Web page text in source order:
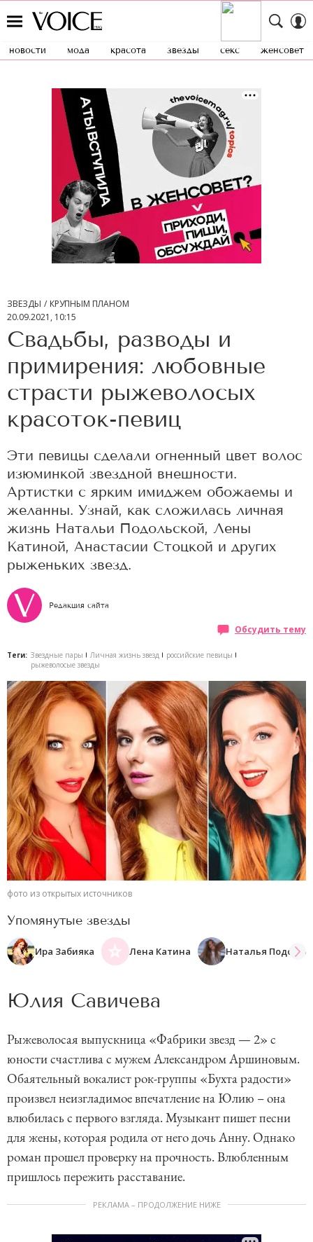
новости мода красота звезды секс женсовет
ЗВЕЗДЫ
КРУПНЫМ ПЛАНОМ
20.09.2021, 10:15
Свадьбы, разводы и
примирения: любовные
страсти рыжеволосых
красоток-певиц
Эти певицы сделали огненный цвет волос
изюминкой звездной внешности.
Артистки с ярким имиджем обожаемы и
желанны. Узнай, как сложилась личная
жизнь Натальи Подольской, Лены
Катиной, Анастасии Стоцкой и других
рыженьких звезд.
Редакция сайта
Обсудить тему
Теги: Звездные пары Личная жизнь звезд
российские певицы
рыжеволосые звезды
фото из открытых источников
Упомянутые звезды
Ира Забияка Лена Катина Наталья
Юлия Савичева
Рыжеволосая выпускница «Фабрики звезд — 2» с
юности счастлива с мужем Александром Аршиновым.
Обаятельный вокалист рок-группы «Бухта радости»
произвел неизгладимое впечатление на Юлию – она
влюбилась с первого взгляда. Музыкант пишет песни
для жены, которая родила от него дочь Анну. Однако
роман прошел проверку на прочность. Влюбленным
пришлось пережить расставание.
РЕКЛАМА – ПРОДОЛЖЕНИЕ НИЖЕ